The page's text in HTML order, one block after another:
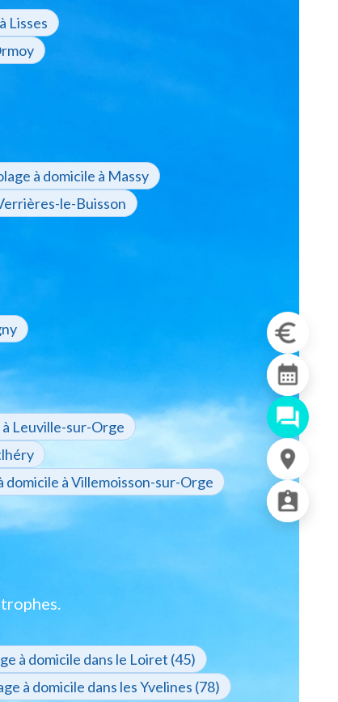
Lisses
à domicile à Massy
le-Buisson
Leuville-sur-Orge
domicile à Villemoisson-sur-Orge
à domicile dans le Loiret (45)
à domicile dans les Yvelines (78)